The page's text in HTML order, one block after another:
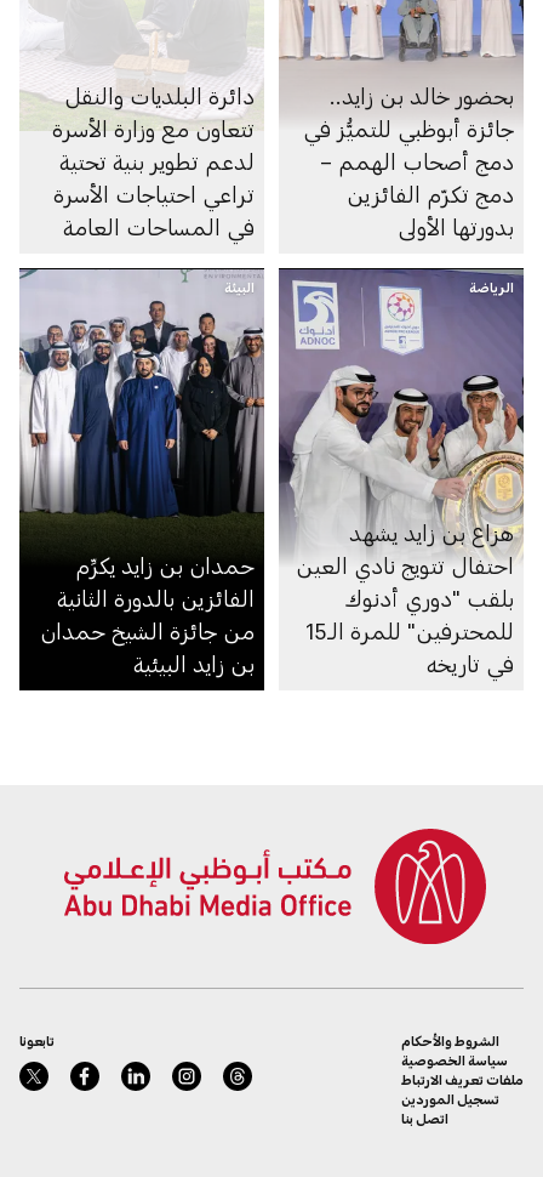
بحضور خالد بن زايد..
جائزة أبوظبي للتميُّز في
دمج أصحاب الهمم –
دمج تكرّم الفائزين
بدورتها الأولى
دائرة البلديات والنقل
تتعاون مع وزارة الأسرة
لدعم تطوير بنية تحتية
تراعي احتياجات الأسرة
في المساحات العامة
الرياضة
هزاع بن زايد يشهد
احتفال تتويج نادي العين
بلقب "دوري أدنوك
للمحترفين" للمرة الـ15
في تاريخه
البيئة
حمدان بن زايد يكرِّم
الفائزين بالدورة الثانية
من جائزة الشيخ حمدان
بن زايد البيئية
تابعونا
الشروط والأحكام
سياسة الخصوصية
ملفات تعريف الارتباط
تسجيل الموردين
اتصل بنا